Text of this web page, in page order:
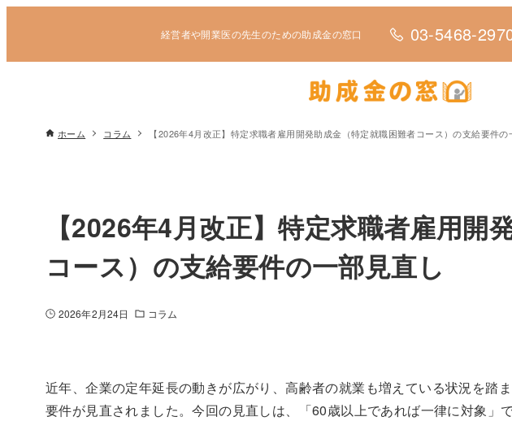
経営者や開業医の先生のための助成金の窓口 03-5468-
ホーム コラム 【2026年4月改正】特定求職者雇用開発助成金（特定就職困難者コース）の支給要件の
【2026年4月改正】特定求職者雇用開
コース）の支給要件の一部見直し
2026年2月24日 コラム
近年、企業の定年延長の動きが広がり、高齢者の就業も増えている状況を踏
要件が見直されました。今回の見直しは、「60歳以上であれば一律に対象」